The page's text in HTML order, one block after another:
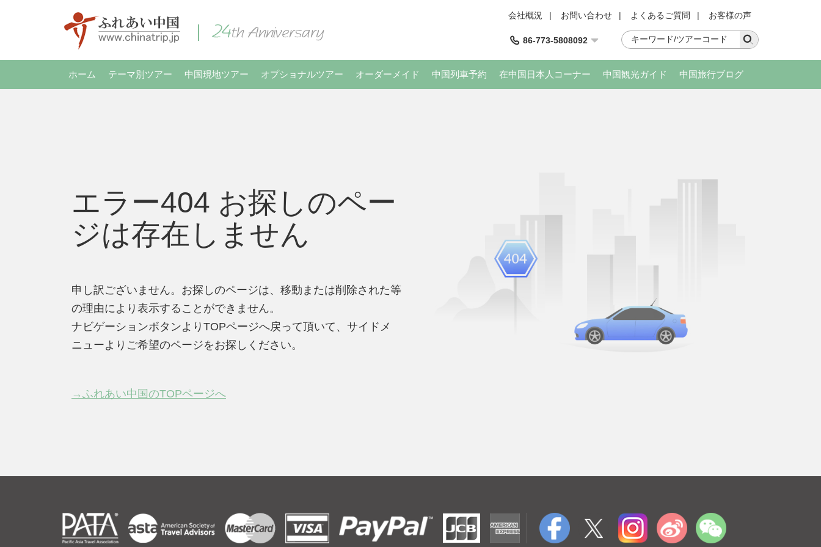
会社概況 | お問い合わせ | よくあるご質問 | お客様の声
86-773-5808092
ホーム テーマ別ツアー 中国現地ツアー オプショナルツアー オーダーメイド 中国列車予約 在中国日本人コーナー 中国観光ガイド 中国旅行ブログ
エラー404 お探しのペー
ジは存在しません
申し訳ございません。お探しのページは、移動または削除された等
の理由により表示することができません。
ナビゲーションボタンよりTOPページへ戻って頂いて、サイドメ
ニューよりご希望のページをお探しください。
→ふれあい中国のTOPページへ